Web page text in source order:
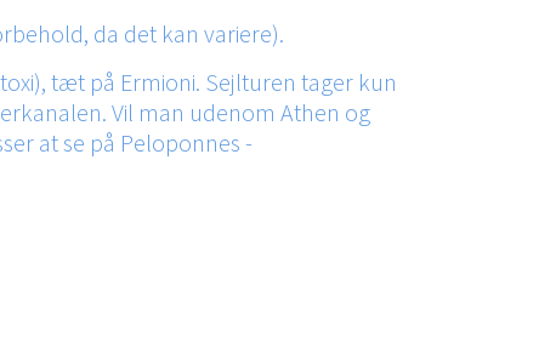
da det kan variere).
tæt på Ermioni. Sejlturen tager kun
Vil man udenom Athen og
at se på Peloponnes -